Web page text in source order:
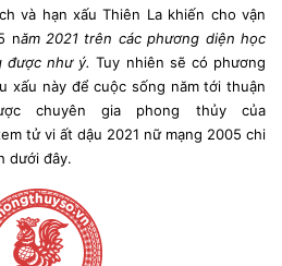
và hạn xấu Thiên La khiến cho vận
năm 2021 trên các phương diện học
được như ý.Tuy nhiên sẽ có phương
xấu này để cuộc sống năm tới thuận
chuyên gia phong thủy của
tử vi ất dậu 2021 nữ mạng 2005 chi
dưới đây.